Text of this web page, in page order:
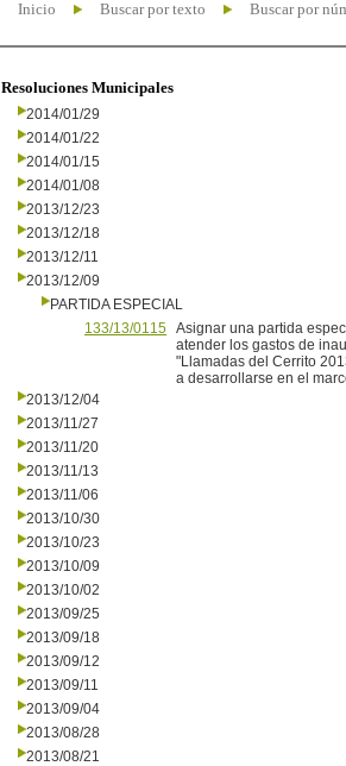
Inicio Buscar por texto Buscar por
Resoluciones Municipales
2014/01/29
2014/01/22
2014/01/15
2014/01/08
2013/12/23
2013/12/18
2013/12/11
2013/12/09
PARTIDA ESPECIAL
133/13/0115 Asignar una partida
atender los gastos de
"Llamadas del Cerrito
a desarrollarse en el
2013/12/04
2013/11/27
2013/11/20
2013/11/13
2013/11/06
2013/10/30
2013/10/23
2013/10/09
2013/10/02
2013/09/25
2013/09/18
2013/09/12
2013/09/11
2013/09/04
2013/08/28
2013/08/21